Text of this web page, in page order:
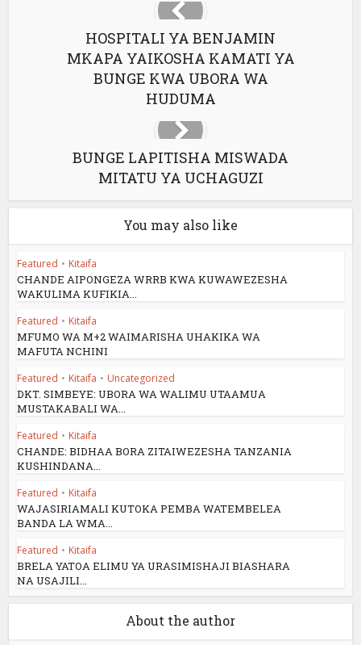
HOSPITALI YA BENJAMIN
MKAPA YAIKOSHA KAMATI YA
BUNGE KWA UBORA WA
HUDUMA
BUNGE LAPITISHA MISWADA
MITATU YA UCHAGUZI
You may also like
Featured • Kitaifa
CHANDE AIPONGEZA WRRB KWA KUWAWEZESHA
WAKULIMA KUFIKIA...
Featured • Kitaifa
MFUMO WA M+2 WAIMARISHA UHAKIKA WA
MAFUTA NCHINI
Featured • Kitaifa • Uncategorized
DKT. SIMBEYE: UBORA WA WALIMU UTAAMUA
MUSTAKABALI WA...
Featured • Kitaifa
CHANDE: BIDHAA BORA ZITAIWEZESHA TANZANIA
KUSHINDANA...
Featured • Kitaifa
WAJASIRIAMALI KUTOKA PEMBA WATEMBELEA
BANDA LA WMA...
Featured • Kitaifa
BRELA YATOA ELIMU YA URASIMISHAJI BIASHARA
NA USAJILI...
About the author